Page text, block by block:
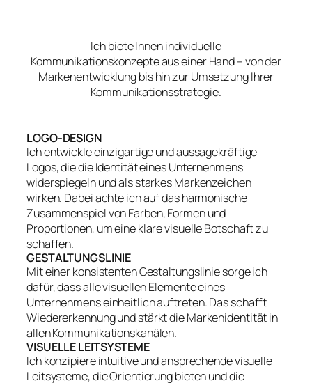
Ich biete Ihnen individuelle
Kommunikationskonzepte aus einer Hand – von der
Markenentwicklung bis hin zur Umsetzung Ihrer
Kommunikationsstrategie.
LOGO-DESIGN
Ich entwickle einzigartige und aussagekräftige
Logos, die die Identität eines Unternehmens
widerspiegeln und als starkes Markenzeichen
wirken. Dabei achte ich auf das harmonische
Zusammenspiel von Farben, Formen und
Proportionen, um eine klare visuelle Botschaft zu
schaffen.
GESTALTUNGSLINIE
Mit einer konsistenten Gestaltungslinie sorge ich
dafür, dass alle visuellen Elemente eines
Unternehmens einheitlich auftreten. Das schafft
Wiedererkennung und stärkt die Markenidentität in
allen Kommunikationskanälen.
VISUELLE LEITSYSTEME
Ich konzipiere intuitive und ansprechende visuelle
Leitsysteme, die Orientierung bieten und die